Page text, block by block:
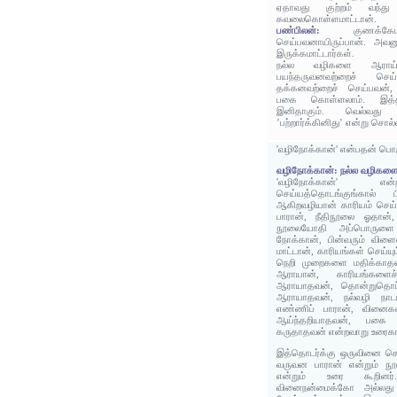
ஏதாவது குற்றம்
கவலைகொள்ளமாட்டான்.
பண்பிலன்:
செய்பவனாயிருப்பான்.
இருக்கமாட்டார்கள்.
நல்ல வழிகளை
பயந்தருவனவற்றைச்
தக்கனவற்றைச்
பகை கொள்ளலாம்.
இனிதாகும். வெல்வது
’பற்றார்க்கினிது’ என்று
'வழிநோக்கான்' என்பதன்
வழிநோக்கான்: நல்ல
'வழிநோக்கான்'
செய்யத்தொடங்குங்கால்
ஆகிறவழியான் காரியம்
பாரான், நீதிநூலை ஓதான்,
நூலையோதி
நோக்கான், பின்வரும்
மாட்டான், காரியங்கள்
நெறி முறைகளை
ஆராயான்,
ஆராயாதவன்,
ஆராயாதவன், நல்வழி
எண்ணிப் பாரான்,
ஆய்ந்தறியாதவன், பகை
கருதாதவன் என்றவாறு
இத்தொடர்க்கு ஒருவினை
வருவன பாரான் என்றும்
என்றும் உரை
வினைநன்மைக்கோ